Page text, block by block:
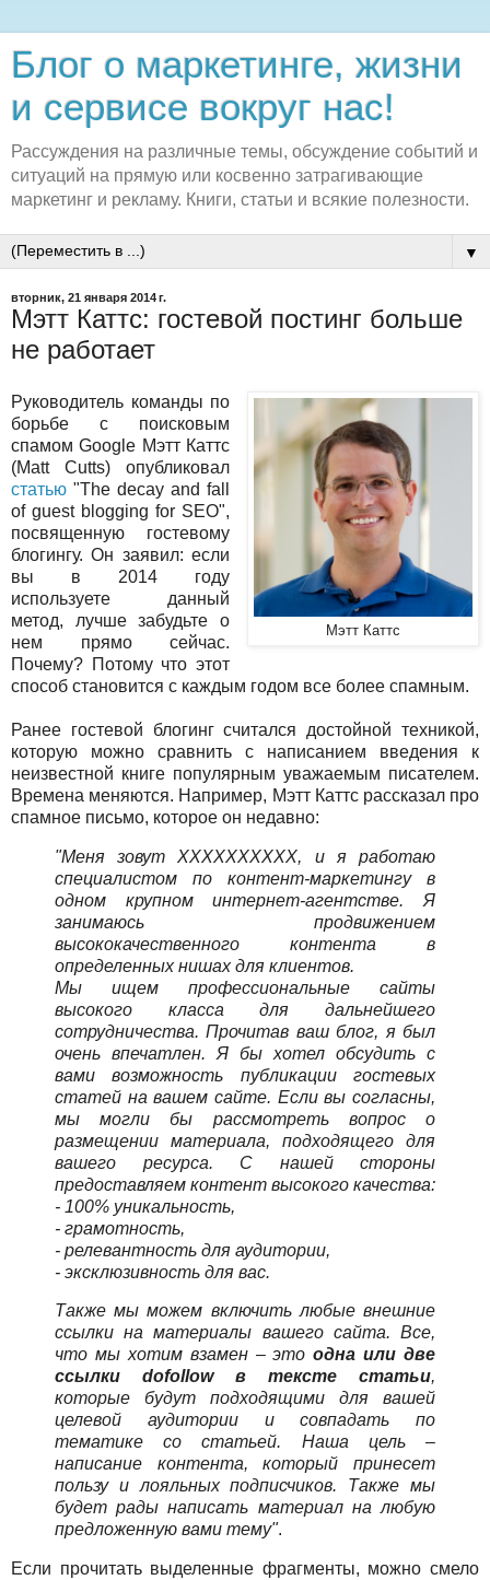
Блог о маркетинге, жизни
и сервисе вокруг нас!
Рассуждения на различные темы, обсуждение событий и
ситуаций на прямую или косвенно затрагивающие
маркетинг и рекламу. Книги, статьи и всякие полезности.
▼
вторник, 21 января 2014 г.
Мэтт Каттс: гостевой постинг больше
не работает
Мэтт Каттс
Руководитель команды по
борьбе с поисковым
спамом Google Мэтт Каттс
(Matt Cutts) опубликовал
статью "The decay and fall
of guest blogging for SEO",
посвященную гостевому
блогингу. Он заявил: если
вы в 2014 году
используете данный
метод, лучше забудьте о
нем прямо сейчас.
Почему? Потому что этот
способ становится с каждым годом все более спамным.
Ранее гостевой блогинг считался достойной техникой,
которую можно сравнить с написанием введения к
неизвестной книге популярным уважаемым писателем.
Времена меняются. Например, Мэтт Каттс рассказал про
спамное письмо, которое он недавно:
"Меня зовут ХХХХХХХХХХ, и я работаю
специалистом по контент-маркетингу в
одном крупном интернет-агентстве. Я
занимаюсь продвижением
высококачественного контента в
определенных нишах для клиентов.
Мы ищем профессиональные сайты
высокого класса для дальнейшего
сотрудничества. Прочитав ваш блог, я был
очень впечатлен. Я бы хотел обсудить с
вами возможность публикации гостевых
статей на вашем сайте. Если вы согласны,
мы могли бы рассмотреть вопрос о
размещении материала, подходящего для
вашего ресурса. С нашей стороны
предоставляем контент высокого качества:
- 100% уникальность,
- грамотность,
- релевантность для аудитории,
- эксклюзивность для вас.
Также мы можем включить любые внешние
ссылки на материалы вашего сайта. Все,
что мы хотим взамен – этоодна или две
ссылки dofollow в тексте статьи,
которые будут подходящими для вашей
целевой аудитории и совпадать по
тематике со статьей. Наша цель –
написание контента, который принесет
пользу и лояльных подписчиков. Также мы
будет рады написать материал на любую
предложенную вами тему".
Если прочитать выделенные фрагменты, можно смело